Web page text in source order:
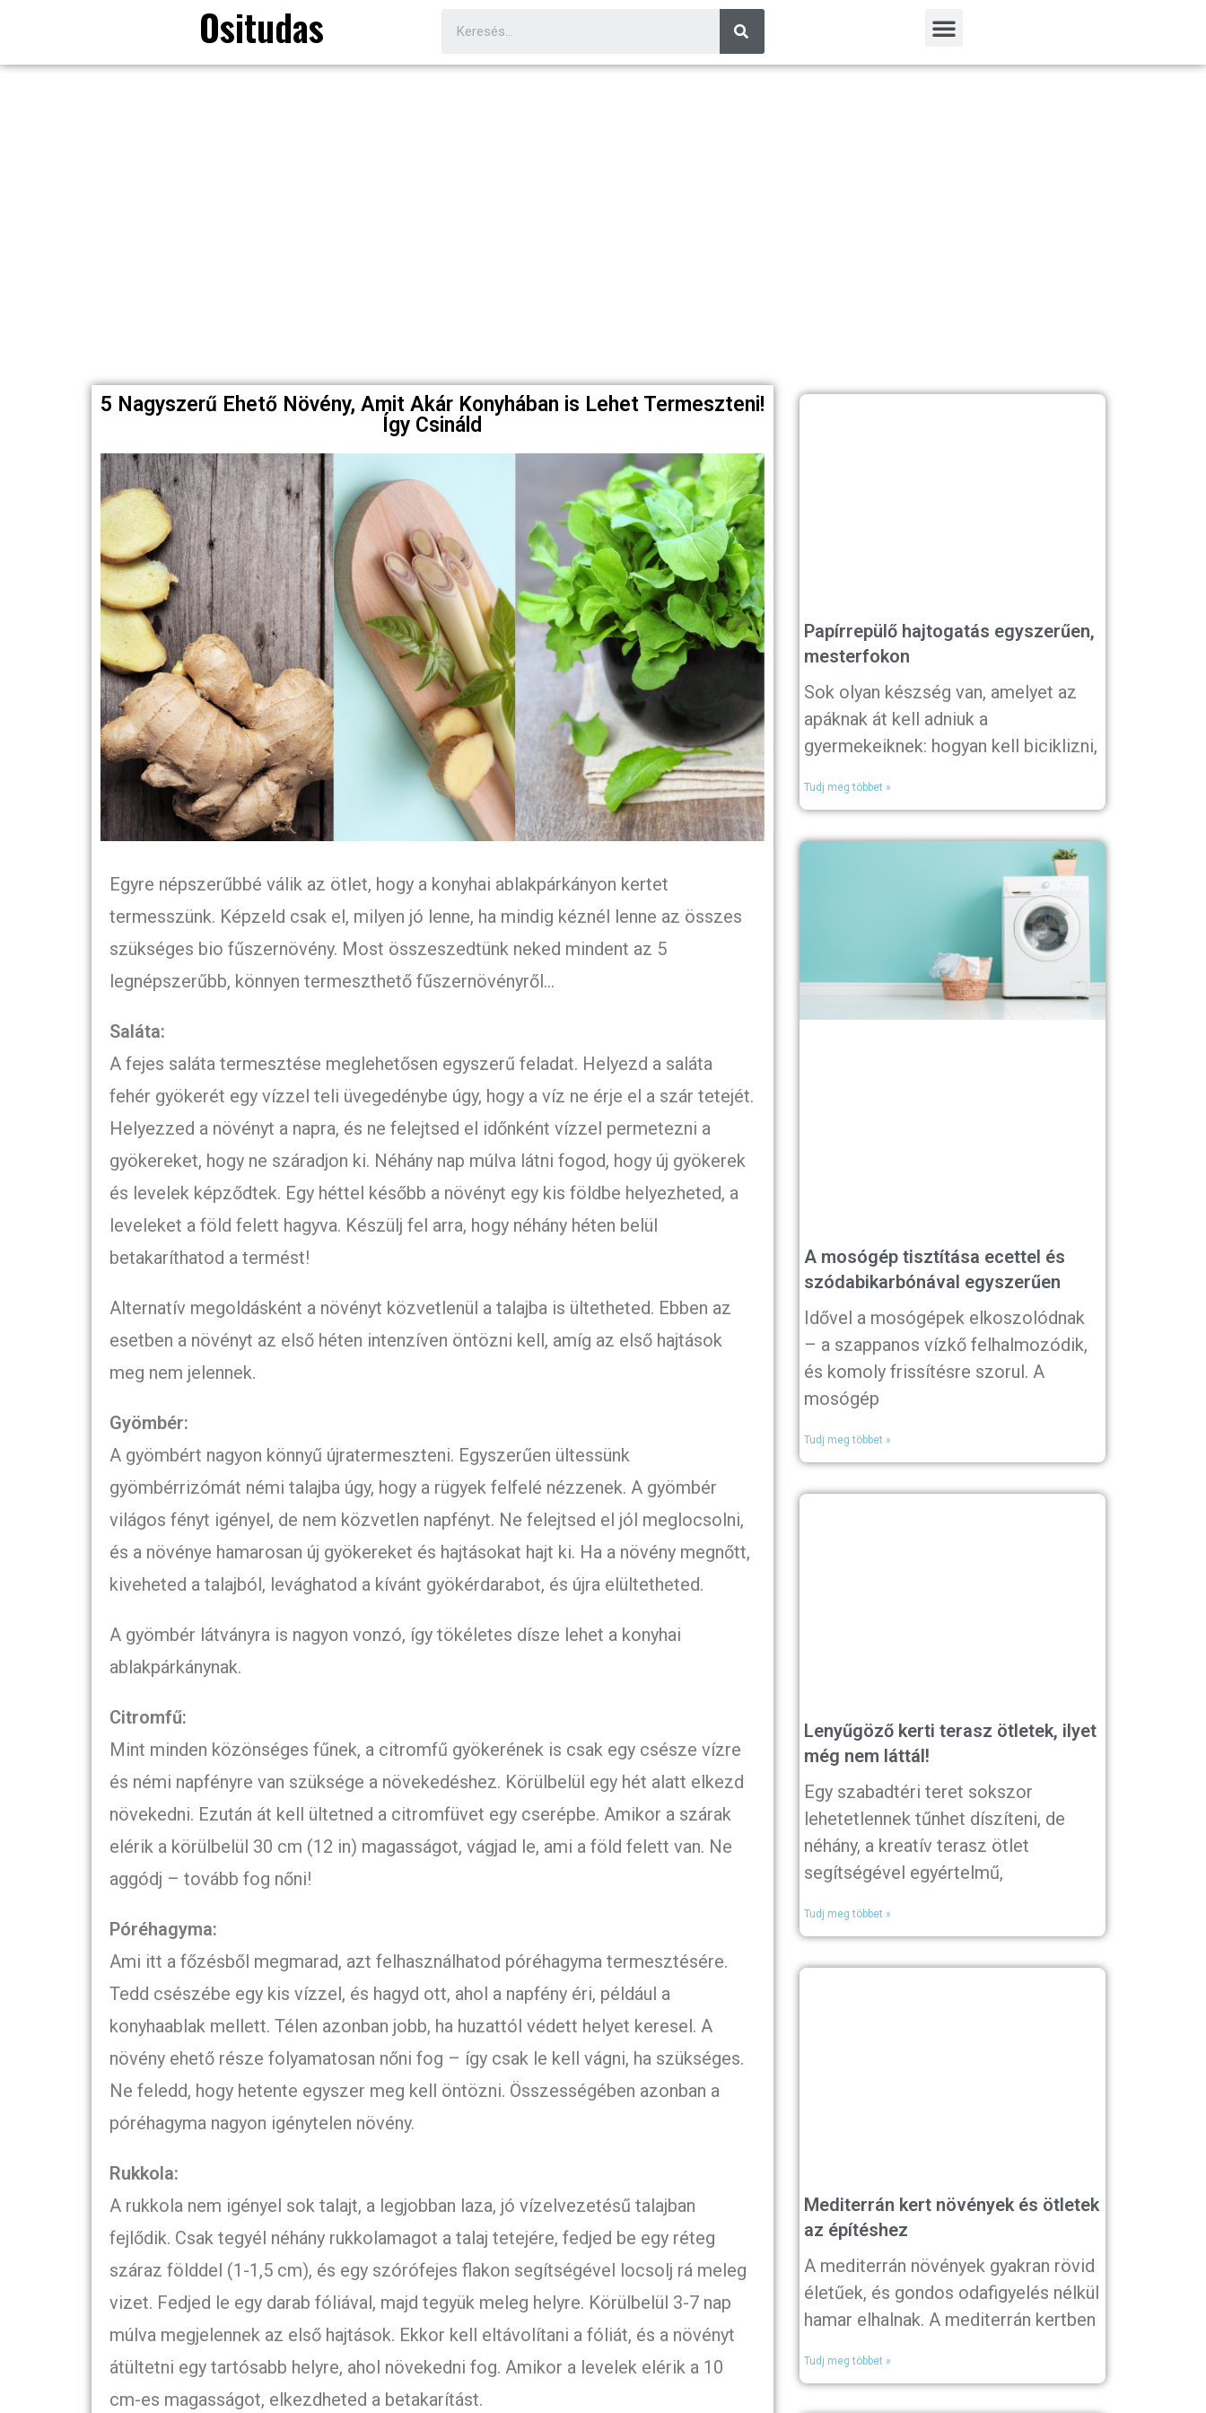
Ositudas
5 Nagyszerű Ehető Növény, Amit Akár Konyhában is Lehet Termeszteni!
Így Csináld
Egyre népszerűbbé válik az ötlet, hogy a konyhai ablakpárkányon kertet
termesszünk. Képzeld csak el, milyen jó lenne, ha mindig kéznél lenne az összes
szükséges bio fűszernövény. Most összeszedtünk neked mindent az 5
legnépszerűbb, könnyen termeszthető fűszernövényről…
Saláta:
A fejes saláta termesztése meglehetősen egyszerű feladat. Helyezd a saláta
fehér gyökerét egy vízzel teli üvegedénybe úgy, hogy a víz ne érje el a szár tetejét.
Helyezzed a növényt a napra, és ne felejtsed el időnként vízzel permetezni a
gyökereket, hogy ne száradjon ki. Néhány nap múlva látni fogod, hogy új gyökerek
és levelek képződtek. Egy héttel később a növényt egy kis földbe helyezheted, a
leveleket a föld felett hagyva. Készülj fel arra, hogy néhány héten belül
betakaríthatod a termést!
Alternatív megoldásként a növényt közvetlenül a talajba is ültetheted. Ebben az
esetben a növényt az első héten intenzíven öntözni kell, amíg az első hajtások
meg nem jelennek.
Gyömbér:
A gyömbért nagyon könnyű újratermeszteni. Egyszerűen ültessünk
gyömbérrizómát némi talajba úgy, hogy a rügyek felfelé nézzenek. A gyömbér
világos fényt igényel, de nem közvetlen napfényt. Ne felejtsed el jól meglocsolni,
és a növénye hamarosan új gyökereket és hajtásokat hajt ki. Ha a növény megnőtt,
kiveheted a talajból, levághatod a kívánt gyökérdarabot, és újra elültetheted.
A gyömbér látványra is nagyon vonzó, így tökéletes dísze lehet a konyhai
ablakpárkánynak.
Citromfű:
Mint minden közönséges fűnek, a citromfű gyökerének is csak egy csésze vízre
és némi napfényre van szüksége a növekedéshez. Körülbelül egy hét alatt elkezd
növekedni. Ezután át kell ültetned a citromfüvet egy cserépbe. Amikor a szárak
elérik a körülbelül 30 cm (12 in) magasságot, vágjad le, ami a föld felett van. Ne
aggódj – tovább fog nőni!
Póréhagyma:
Ami itt a főzésből megmarad, azt felhasználhatod póréhagyma termesztésére.
Tedd csészébe egy kis vízzel, és hagyd ott, ahol a napfény éri, például a
konyhaablak mellett. Télen azonban jobb, ha huzattól védett helyet keresel. A
növény ehető része folyamatosan nőni fog – így csak le kell vágni, ha szükséges.
Ne feledd, hogy hetente egyszer meg kell öntözni. Összességében azonban a
póréhagyma nagyon igénytelen növény.
Rukkola:
A rukkola nem igényel sok talajt, a legjobban laza, jó vízelvezetésű talajban
fejlődik. Csak tegyél néhány rukkolamagot a talaj tetejére, fedjed be egy réteg
száraz földdel (1-1,5 cm), és egy szórófejes flakon segítségével locsolj rá meleg
vizet. Fedjed le egy darab fóliával, majd tegyük meleg helyre. Körülbelül 3-7 nap
múlva megjelennek az első hajtások. Ekkor kell eltávolítani a fóliát, és a növényt
átültetni egy tartósabb helyre, ahol növekedni fog. Amikor a levelek elérik a 10
cm-es magasságot, elkezdheted a betakarítást.
Papírrepülő hajtogatás egyszerűen,
mesterfokon
Sok olyan készség van, amelyet az
apáknak át kell adniuk a
gyermekeiknek: hogyan kell biciklizni,
Tudj meg többet »
A mosógép tisztítása ecettel és
szódabikarbónával egyszerűen
Idővel a mosógépek elkoszolódnak
– a szappanos vízkő felhalmozódik,
és komoly frissítésre szorul. A
mosógép
Tudj meg többet »
Lenyűgöző kerti terasz ötletek, ilyet
még nem láttál!
Egy szabadtéri teret sokszor
lehetetlennek tűnhet díszíteni, de
néhány, a kreatív terasz ötlet
segítségével egyértelmű,
Tudj meg többet »
Mediterrán kert növények és ötletek
az építéshez
A mediterrán növények gyakran rövid
életűek, és gondos odafigyelés nélkül
hamar elhalnak. A mediterrán kertben
Tudj meg többet »